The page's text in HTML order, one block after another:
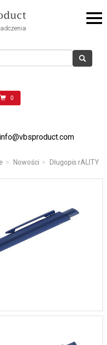
0
info@vbsproduct.com
Nowości Długopis rALITY